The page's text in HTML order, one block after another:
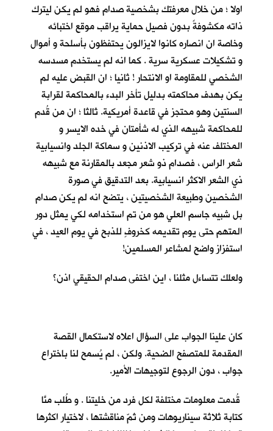
اولا ؛ من خلال معرفتك بشخصية صدام فهو لم يكن ليترك
ذاته مكشوفةً بدون فصيل حماية يراقب موقع اختبائه
وخاصة ان انصاره كانوا لايزالون يحتفظون بأسلحة و أموال
و تشكيلات عسكرية سرية . كما انه لم يستخدم مسدسه
الشخصي للمقاومة او الانتحار ! ثانيا ؛ ان القبض عليه لم
يكن بهدف محاكمته بدليل تأخر البدء بالمحاكمة لقرابة
السنتين وهو محتجز في قاعدة أمريكية. ثالثا ؛ ان من قُدم
للمحاكمة شبيهه الذي له شأمتان في خده الايسر و
المختلف عنه في تركيب الاذنين و سماكة الجلد وانسيابية
شعر الراس ، فصدام ذو شعر مجعد بالمقارنة مع شبيهه
ذي الشعر الاكثر انسيابية. بعد التدقيق في صورة
الشخصين وطبيعة الشخصيتين ، يتضح انه لم يكن صدام
بل شبيه جاسم العلي هو من تم استخدامه لكي يمثل دور
المتهم حتى يوم تقديمه كخروفٍ للذبح في يوم العيد ، في
استفزاز واضح لمشاعر المسلمين!
ولعلك تتساءل مثلنا ، اين اختفى صدام الحقيقي اذن؟
كان علينا الجواب على السؤال اعلاه لاستكمال القصة
المقدمة للمتصفح الضحية. ولكن ، لم يُسمح لنا باختراع
جواب ، دون الرجوع لتوجيهات الأمير.
قُدمت معلومات مختلفة لكل فرد من خليتنا . و طُلب منَّا
كتابة ثلاثة سيناريوهات ومن ثمّ مناقشتها ، لاختيار اكثرها